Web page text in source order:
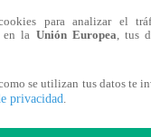
para analizar el
en la Unión Europea , tus
se utilizan tus datos te
privacidad